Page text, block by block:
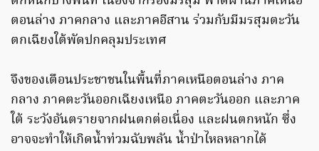
ตอนล่าง ภาคกลาง และภาคอีสาน ร่วมกับมีมรสุมตะวัน
ตกเฉียงใต้พัดปกคลุมประเทศ
จึงของเตือนประชาชนในพื้นที่ภาคเหนือตอนล่าง ภาค
กลาง ภาคตะวันออกเฉียงเหนือ ภาคตะวันออก และภาค
ใต้ ระวังอันตรายจากฝนตกต่อเนื่อง และฝนตกหนัก ซึ่ง
อาจจะทำให้เกิดน้ำท่วมฉับพลัน น้ำป่าไหลหลากได้